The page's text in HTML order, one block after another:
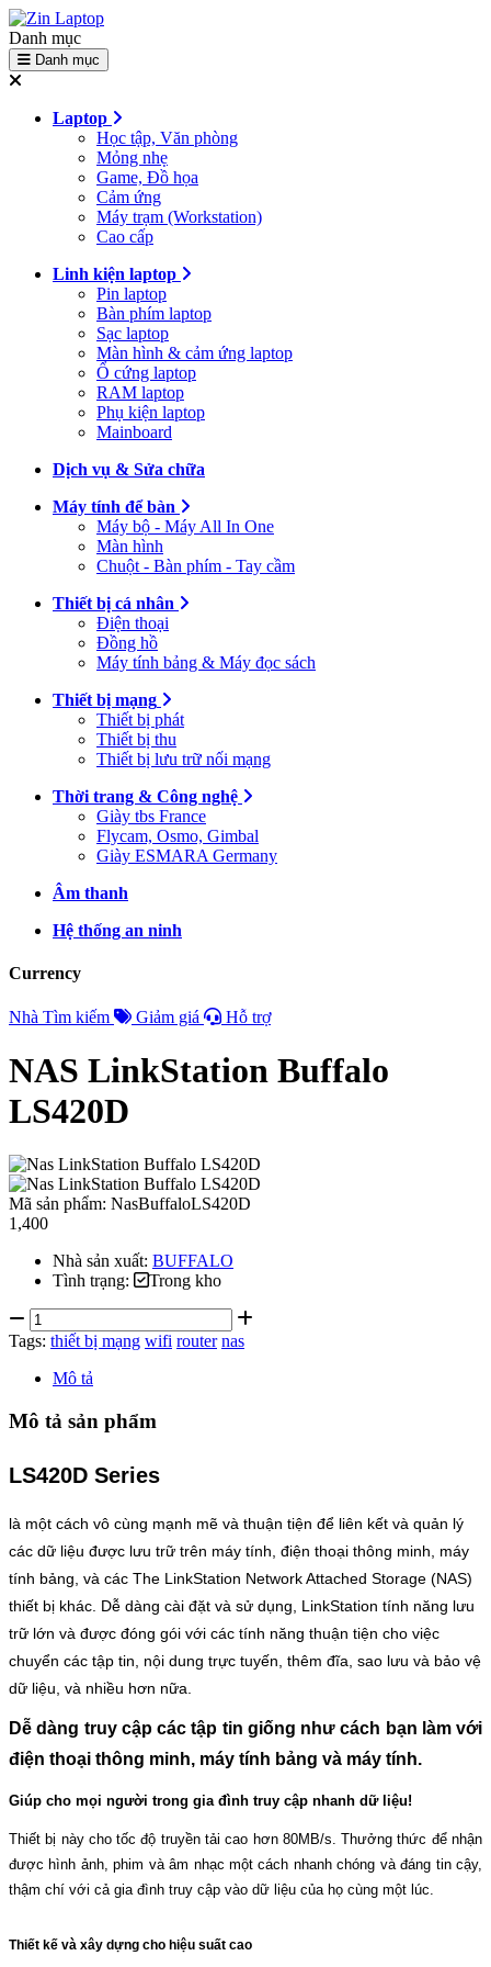
Danh mục
Danh mục
Laptop
Học tập, Văn phòng
Mỏng nhẹ
Game, Đồ họa
Cảm ứng
Máy trạm (Workstation)
Cao cấp
Linh kiện laptop
Pin laptop
Bàn phím laptop
Sạc laptop
Màn hình & cảm ứng laptop
Ổ cứng laptop
RAM laptop
Phụ kiện laptop
Mainboard
Dịch vụ & Sửa chữa
Máy tính để bàn
Máy bộ - Máy All In One
Màn hình
Chuột - Bàn phím - Tay cầm
Thiết bị cá nhân
Điện thoại
Đồng hồ
Máy tính bảng & Máy đọc sách
Thiết bị mạng
Thiết bị phát
Thiết bị thu
Thiết bị lưu trữ nối mạng
Thời trang & Công nghệ
Giày tbs France
Flycam, Osmo, Gimbal
Giày ESMARA Germany
Âm thanh
Hệ thống an ninh
Currency
Nhà Tìm kiếm Giảm giá Hỗ trợ
NAS LinkStation Buffalo
LS420D
Mã sản phẩm: NasBuffaloLS420D
1,400
Nhà sản xuất: BUFFALO
Tình trạng:
Trong kho
Tags: thiết bị mạng wifi router nas
Mô tả
Mô tả sản phẩm
LS420D Series
là một cách vô cùng mạnh mẽ và thuận tiện để liên kết và quản lý
các dữ liệu được lưu trữ trên máy tính, điện thoại thông minh, máy
tính bảng, và các The LinkStation Network Attached Storage (NAS)
thiết bị khác. Dễ dàng cài đặt và sử dụng, LinkStation tính năng lưu
trữ lớn và được đóng gói với các tính năng thuận tiện cho việc
chuyển các tập tin, nội dung trực tuyến, thêm đĩa, sao lưu và bảo vệ
dữ liệu, và nhiều hơn nữa.
Dễ dàng truy cập các tập tin giống như cách bạn làm với
điện thoại thông minh, máy tính bảng và máy tính.
Giúp cho mọi người trong gia đình truy cập nhanh dữ liệu!
Thiết bị này cho tốc độ truyền tải cao hơn 80MB/s. Thưởng thức để nhận
được hình ảnh, phim và âm nhạc một cách nhanh chóng và đáng tin cậy,
thậm chí với cả gia đình truy cập vào dữ liệu của họ cùng một lúc.
Thiết kế và xây dựng cho hiệu suất cao